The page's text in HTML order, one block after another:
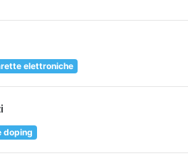
elettroniche
doping